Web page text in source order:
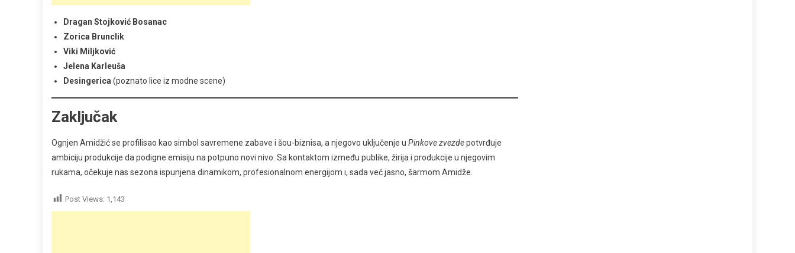
Dragan Stojković Bosanac
Zorica Brunclik
Viki Miljković
Jelena Karleuša
Desingerica (poznato lice iz modne scene)
Zaključak
Ognjen Amidžić se profilisao kao simbol savremene zabave i šou-biznisa, a njegovo uključenje u Pinkove zvezdepotvrđuje
ambiciju produkcije da podigne emisiju na potpuno novi nivo. Sa kontaktom između publike, žirija i produkcije u njegovim
rukama, očekuje nas sezona ispunjena dinamikom, profesionalnom energijom i, sada već jasno, šarmom Amidže.
Post Views: 1,143